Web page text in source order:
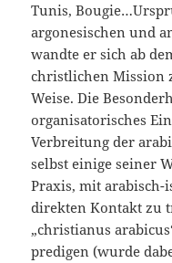
Tunis,
argonesischen und
wandte er sich ab
christlichen Mission
Weise. Die
organisatorisches
Verbreitung der
selbst einige seiner
Praxis, mit
direkten Kontakt zu
„christianus
predigen (wurde